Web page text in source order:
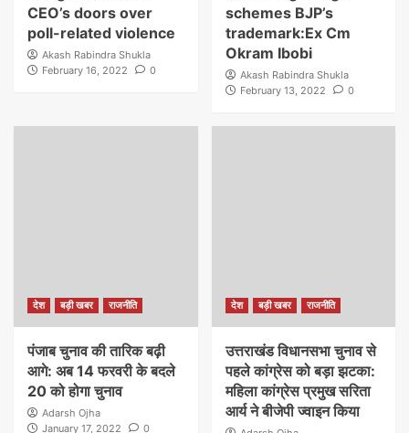
CEO’s doors over
poll-related violence
Akash Rabindra Shukla
February 16, 2022
0
schemes BJP’s
trademark:Ex Cm
Okram Ibobi
Akash Rabindra Shukla
February 13, 2022
0
देश बड़ी खबर राजनीति
पंजाब चुनाव की तारिक बढ़ी
आगे: अब 14 फरवरी के बदले
20 को होगा चुनाव
Adarsh Ojha
January 17, 2022
0
देश बड़ी खबर राजनीति
उत्तराखंड विधानसभा चुनाव से
पहले कांग्रेस को बड़ा झटका:
महिला कांग्रेस प्रमुख सरिता
आर्य ने बीजेपी ज्वाइन किया